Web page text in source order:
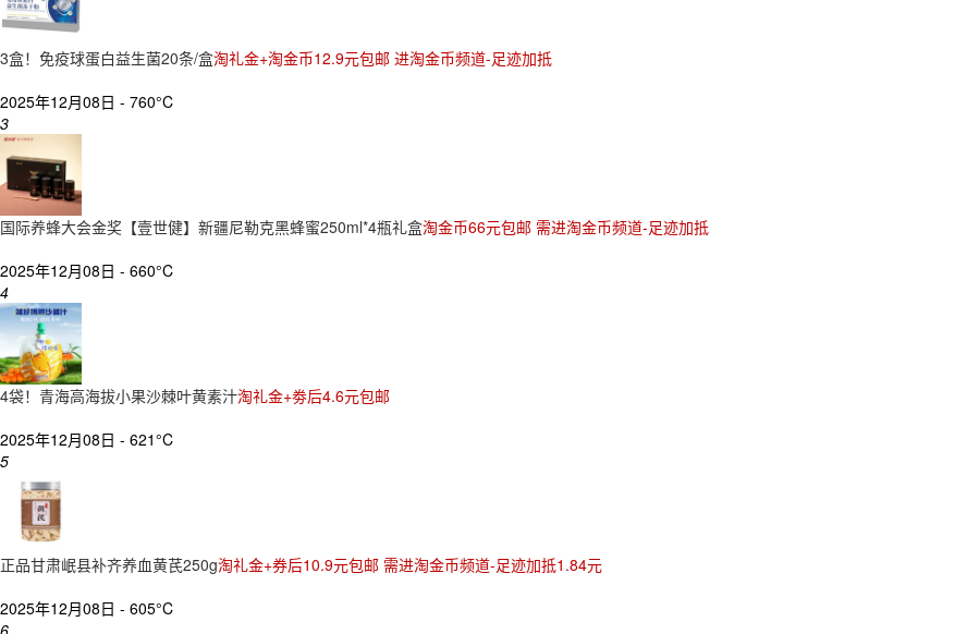
3盒！免疫球蛋白益生菌20条/盒淘礼金+淘金币12.9元包邮 进淘金币频道-足迹加抵
2025年12月08日 - 760°C
3
国际养蜂大会金奖【壹世健】新疆尼勒克黑蜂蜜250ml*4瓶礼盒淘金币66元包邮 需进淘金币频道-足迹加抵
2025年12月08日 - 660°C
4
4袋！青海高海拔小果沙棘叶黄素汁淘礼金+劵后4.6元包邮
2025年12月08日 - 621°C
5
正品甘肃岷县补齐养血黄芪250g淘礼金+券后10.9元包邮 需进淘金币频道-足迹加抵1.84元
2025年12月08日 - 605°C
6